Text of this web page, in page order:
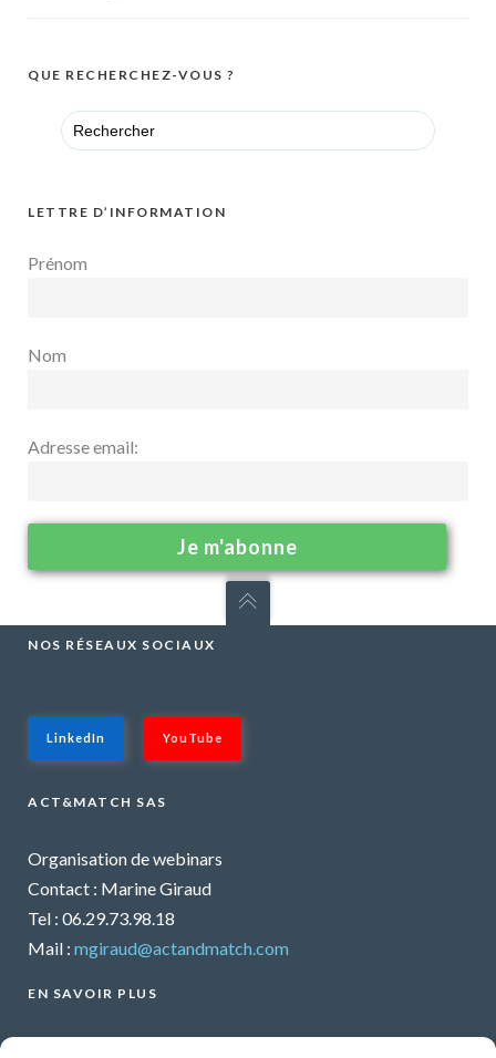
QUE RECHERCHEZ-VOUS ?
Search
for:
LETTRE D’INFORMATION
Prénom
Nom
Adresse email:
NOS RÉSEAUX SOCIAUX
LinkedIn YouTube
ACT&MATCH SAS
Organisation de webinars
Contact : Marine Giraud
Tel : 06.29.73.98.18
Mail : mgiraud@actandmatch.com
EN SAVOIR PLUS